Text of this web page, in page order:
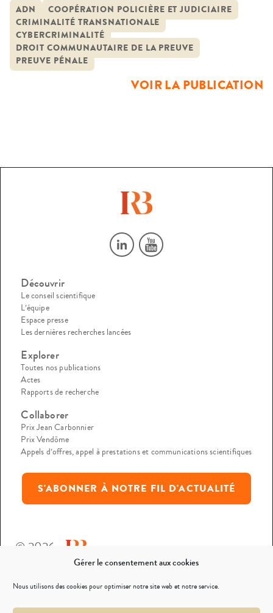
Gérer le consentement aux cookies
Nous utilisons des cookies pour optimiser notre site web et notre service.
preuve pénale sous la double influence de
l’internationalisation et de l’apparition de nouvelles
technologies. Les problèmes nouveaux sont nombreux et
ont déjà conduit à nombre d’ajustements en […]
ADN
COOPÉRATION POLICIÈRE ET JUDICIAIRE
CRIMINALITÉ TRANSNATIONALE
CYBERCRIMINALITÉ
DROIT COMMUNAUTAIRE DE LA PREUVE
PREUVE PÉNALE
VOIR LA PUBLICATION
Découvrir
Le conseil scientifique
L’équipe
Espace presse
Les dernières recherches lancées
Explorer
Toutes nos publications
Actes
Rapports de recherche
Collaborer
Prix Jean Carbonnier
Prix Vendôme
Appels d’offres, appel à prestations et communications scientifiques
S'ABONNER À NOTRE FIL D'ACTUALITÉ
© 2026